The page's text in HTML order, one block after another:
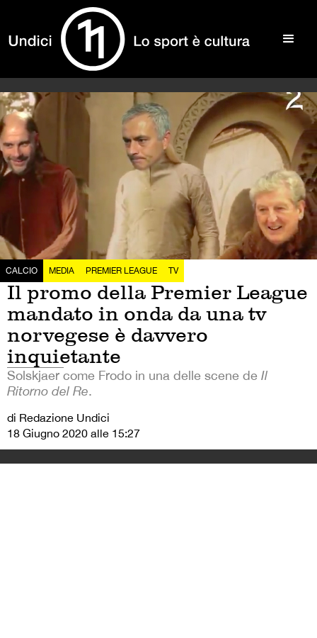
CALCIO MEDIA PREMIER LEAGUE TV
Il promo della Premier League
mandato in onda da una tv
norvegese è davvero
inquietante
Solskjaer come Frodo in una delle scene de Il
Ritorno del Re.
di Redazione Undici
18 Giugno 2020 alle 15:27